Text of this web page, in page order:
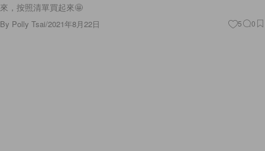
來，按照清單買起來🤩
By Polly Tsai/2021年8月22日 5 0